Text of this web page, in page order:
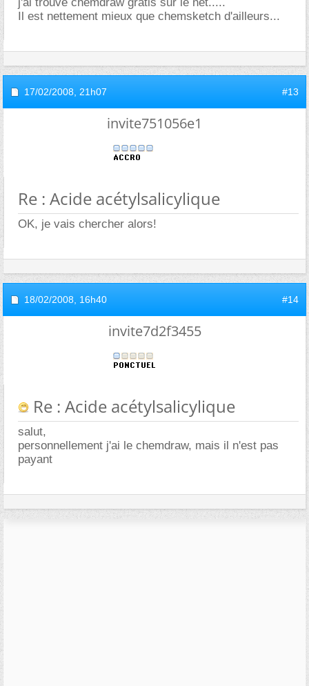
Il est nettement mieux que chemsketch d'ailleurs...
17/02/2008, 21h07 #13
invite751056e1
Re : Acide acétylsalicylique
OK, je vais chercher alors!
18/02/2008, 16h40 #14
invite7d2f3455
Re : Acide acétylsalicylique
salut,
personnellement j'ai le chemdraw, mais il n'est pas
payant